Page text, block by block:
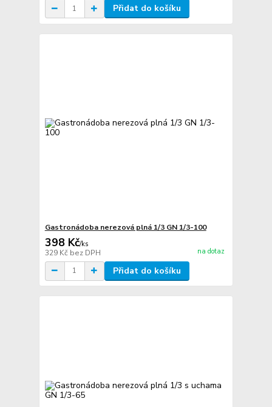
Přidat do košíku
Gastronádoba nerezová plná 1/3 GN 1/3-100
398 Kč/ks
329 Kč bez DPH na dotaz
Přidat do košíku